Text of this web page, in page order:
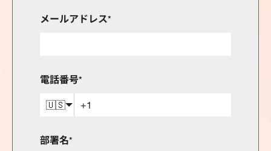
メールアドレス*
電話番号*
🇺🇸
部署名*